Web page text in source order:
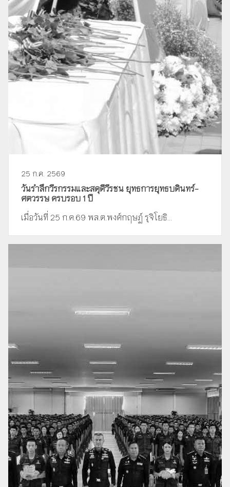
25 ก.ค. 2569
วันรำลึกวีรกรรมและสดุดีวีรชน ยุทธการยุทธบดินทร์-
ศตวรรษ ครบรอบ 1 ปี
เมื่อวันที่ 25 ก.ค.69 พล.ต.พงศ์กฤษฏ์ รุจิโยธิ...